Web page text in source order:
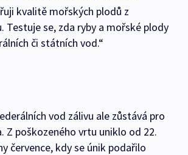
kvalitě mořských plodů z
Testuje se, zda ryby a mořské plody
či státních vod.“
vod zálivu ale zůstává pro
Z poškozeného vrtu uniklo od 22.
července, kdy se únik podařilo